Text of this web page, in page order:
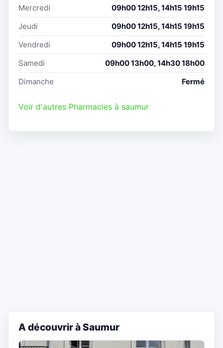
Mercredi
09h00 12h15, 14h15 19h15
Jeudi
09h00 12h15, 14h15 19h15
Vendredi
09h00 12h15, 14h15 19h15
Samedi
09h00 13h00, 14h30 18h00
Dimanche
Fermé
Voir d'autres Pharmacies à saumur
A découvrir à Saumur